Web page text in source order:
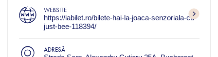
WEBSITE
https://iabilet.ro/bilete-hai-la-joaca-senzoriala-cu-
just-bee-118394/
ADRESĂ